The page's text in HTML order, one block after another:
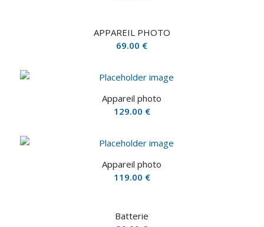
APPAREIL PHOTO
69.00 €
Appareil photo
129.00 €
Appareil photo
119.00 €
Batterie